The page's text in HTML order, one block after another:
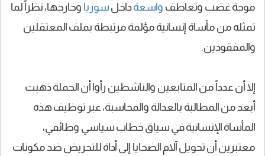
موجة غضب وتعاطف واسعةداخل سوريا وخارجها، نظراً لما
تمثله من مأساة إنسانية مؤلمة مرتبطة بملف المعتقلين
والمفقودين.
إلا أن عدداً من المتابعين والناشطين رأوا أن الحملة ذهبت
أبعد من المطالبة بالعدالة والمحاسبة، عبر توظيف هذه
المأساة الإنسانية في سياق خطاب سياسي وطائفي،
معتبرين أن تحويل آلام الضحايا إلى أداة للتحريض ضد مكونات